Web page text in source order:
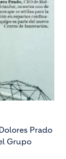
Prado
Grupo